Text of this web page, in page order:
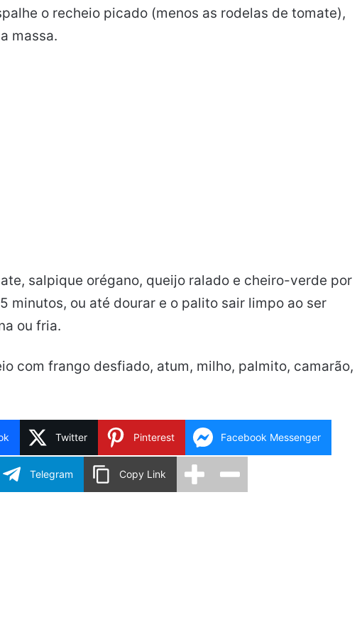
o recheio picado (menos as rodelas de tomate),
massa.
salpique orégano, queijo ralado e cheiro-verde por
minutos, ou até dourar e o palito sair limpo ao ser
ou fria.
com frango desfiado, atum, milho, palmito, camarão,
Twitter Pinterest Facebook Messenger
Telegram Copy Link